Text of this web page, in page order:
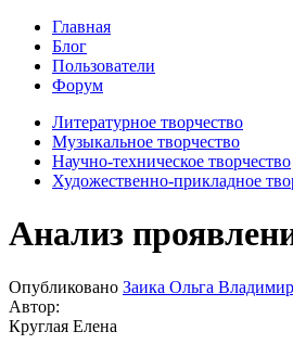
Главная
Блог
Пользователи
Форум
Литературное творчество
Музыкальное творчество
Научно-техническое творчество
Художественно-прикладное
Анализ
Опубликовано Заика Ольга
Автор:
Круглая Елена